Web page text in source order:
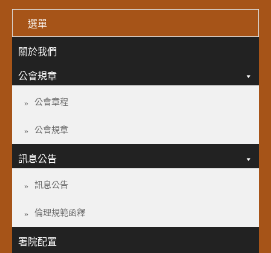
選單
關於我們
公會規章
公會章程
公會規章
訊息公告
訊息公告
倫理規範函釋
署院配置